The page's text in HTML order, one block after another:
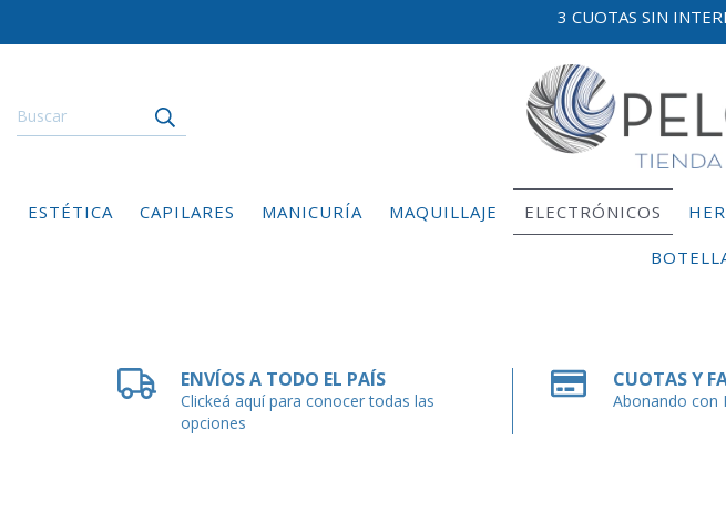
3 CUOTAS SIN
ESTÉTICA CAPILARES MANICURÍA MAQUILLAJE ELECTRÓNICOS
ENVÍOS A TODO EL PAÍS
Clickeá aquí para conocer todas las
opciones
CUOTAS Y
Abonando con